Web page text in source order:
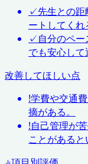
✓先生との
ートしてくれ
✓自分のペ
でも安心して
改善してほしい点
!学費や交通
摘がある。
!自己管理が
ことがあると